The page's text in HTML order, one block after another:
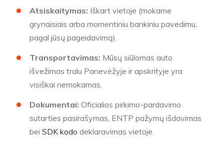
Atsiskaitymas: Iškart vietoje (mokame
grynaisiais arba momentiniu bankiniu pavedimu,
pagal jūsų pageidavimą).
Transportavimas: Mūsų siūlomas auto
išvežimas tralu Panevėžyje ir apskrityje yra
visiškai nemokamas.
Dokumentai: Oficialios pirkimo-pardavimo
sutarties pasirašymas, ENTP pažymų išdavimas
bei SDK kodo deklaravimas vietoje.